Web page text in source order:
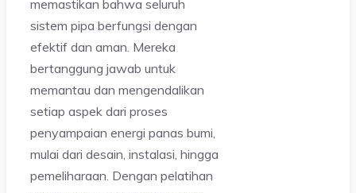
memastikan bahwa seluruh
sistem pipa berfungsi dengan
efektif dan aman. Mereka
bertanggung jawab untuk
memantau dan mengendalikan
setiap aspek dari proses
penyampaian energi panas bumi,
mulai dari desain, instalasi, hingga
pemeliharaan. Dengan pelatihan